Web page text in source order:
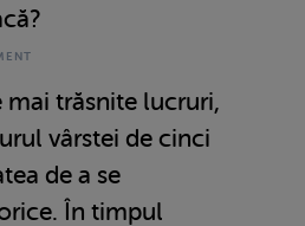
trăsnite lucruri,
vârstei de cinci
de a se
În timpul